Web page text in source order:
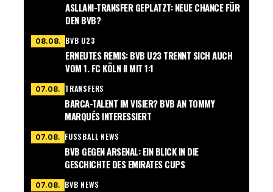
ASLLANI-TRANSFER GEPLATZT: NEUE CHANCE FÜR
DEN BVB?
08.08. BVB U23
ERNEUTES REMIS: BVB U23 TRENNT SICH AUCH
VOM 1. FC KÖLN II MIT 1:1
07.08. TRANSFERS
BARCA-TALENT IM VISIER? BVB AN TOMMY
MARQUÉS INTERESSIERT
07.08. FUSSBALL NEWS
BVB GEGEN ARSENAL: EIN BLICK IN DIE
GESCHICHTE DES EMIRATES CUPS
07.08. BVB NEWS